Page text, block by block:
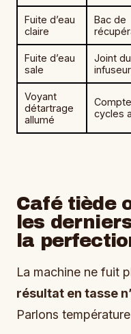
Fuite d’eau
claire
Bac de
Fuite d’eau
sale
Joint
Voyant
détartrage
allumé
cycles
Café tiède
les
la
La machine ne fuit
résultat en tasse
Parlons